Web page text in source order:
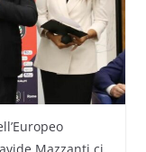
Mazzanti ci